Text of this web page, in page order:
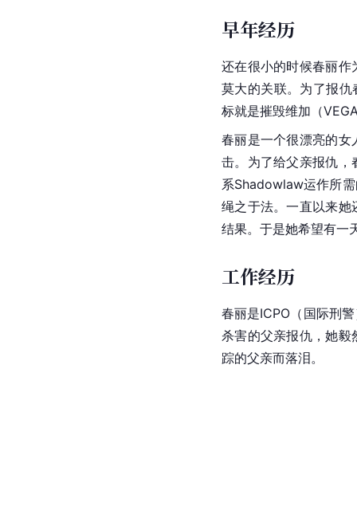
早年经历
还在很小的时候春丽作
莫大的关联。为了报
标就是摧毁维加（
春丽是一个很漂亮的女
击。为了给父亲报仇，
系Shadowlaw运作所
绳之于法。一直以来她
结果。于是她希望有一
工作经历
春丽是ICPO（国际刑
杀害的父亲报仇，她毅
踪的父亲而落泪。